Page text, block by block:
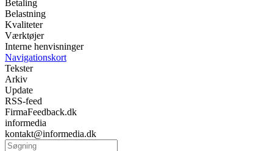
Betaling
Belastning
Kvaliteter
Værktøjer
Interne henvisninger
Navigationskort
Tekster
Arkiv
Update
RSS-feed
FirmaFeedback.dk
informedia
kontakt@informedia.dk